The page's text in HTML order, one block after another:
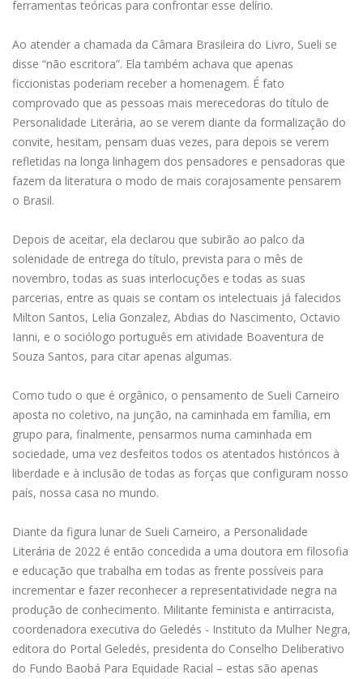
ferramentas teóricas para confrontar esse delírio.
Ao atender a chamada da Câmara Brasileira do Livro, Sueli se
disse “não escritora”. Ela também achava que apenas
ficcionistas poderiam receber a homenagem. É fato
comprovado que as pessoas mais merecedoras do título de
Personalidade Literária, ao se verem diante da formalização do
convite, hesitam, pensam duas vezes, para depois se verem
refletidas na longa linhagem dos pensadores e pensadoras que
fazem da literatura o modo de mais corajosamente pensarem
o Brasil.
Depois de aceitar, ela declarou que subirão ao palco da
solenidade de entrega do título, prevista para o mês de
novembro, todas as suas interlocuções e todas as suas
parcerias, entre as quais se contam os intelectuais já falecidos
Milton Santos, Lelia Gonzalez, Abdias do Nascimento, Octavio
Ianni, e o sociólogo português em atividade Boaventura de
Souza Santos, para citar apenas algumas.
Como tudo o que é orgânico, o pensamento de Sueli Carneiro
aposta no coletivo, na junção, na caminhada em família, em
grupo para, finalmente, pensarmos numa caminhada em
sociedade, uma vez desfeitos todos os atentados históricos à
liberdade e à inclusão de todas as forças que configuram nosso
país, nossa casa no mundo.
Diante da figura lunar de Sueli Carneiro, a Personalidade
Literária de 2022 é então concedida a uma doutora em filosofia
e educação que trabalha em todas as frente possíveis para
incrementar e fazer reconhecer a representatividade negra na
produção de conhecimento. Militante feminista e antirracista,
coordenadora executiva do Geledés - Instituto da Mulher Negra,
editora do Portal Geledés, presidenta do Conselho Deliberativo
do Fundo Baobá Para Equidade Racial – estas são apenas